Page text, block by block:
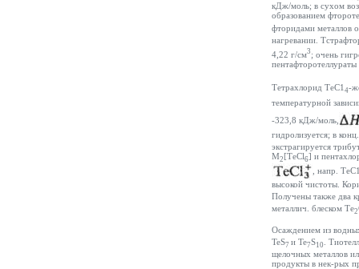
кДж/моль; в сухом
образованием
фторидами металлов
нагревании.
4,22 г/см3 ; очень
Тетрахлорид ТеС1 4-
температурной
-323,8 кДж/моль,
гидролизуется; в
экстрагируется
М2[ТеСl6] и
, напр.
высокой чистоты.
Получены также два
металлич. блеском Те2
Осаждением из
TeS7 и Te7S10
.
щелочных металлов
продукты в нек-рых